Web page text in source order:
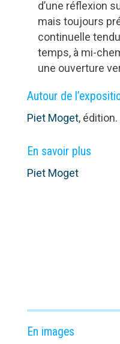
d’une réflexion
mais toujours
continuelle
temps, à mi-
une ouverture
Autour de
Piet Moget, édition.
En savoir plus
Piet Moget
En images